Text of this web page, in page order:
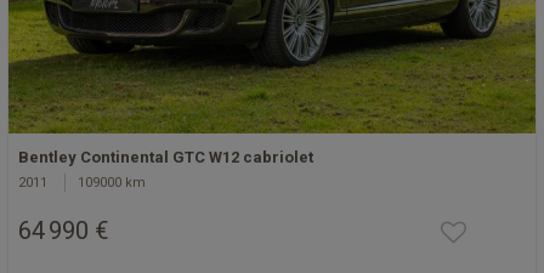
Bentley Continental GTC W12 cabriolet
2011 109000 km
64 990 €